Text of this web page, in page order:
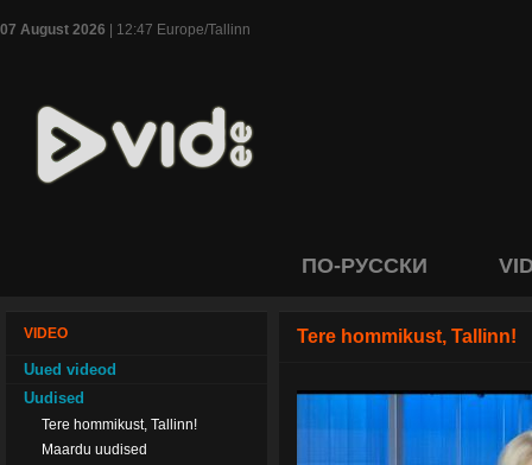
07 August 2026 | 12:47 Europe/Tallinn
ПО-РУССКИ
VIDEO
Uued videod
Uudised
Tere hommikust, Tallinn!
Maardu uudised
Tere hommikust, Tallinn!